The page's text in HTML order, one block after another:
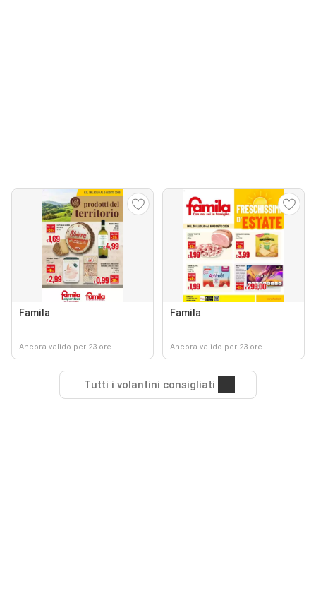
Famila
Ancora valido per 23 ore
Famila
Ancora valido per 23 ore
Tutti i volantini consigliati